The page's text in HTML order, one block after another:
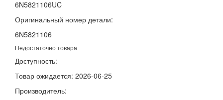
6N5821106UC
Оригинальный номер детали:
6N5821106
Недостаточно товара
Доступность:
Товар ожидается: 2026-06-25
Производитель: